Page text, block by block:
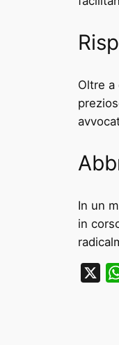
Oltre a
In un
in